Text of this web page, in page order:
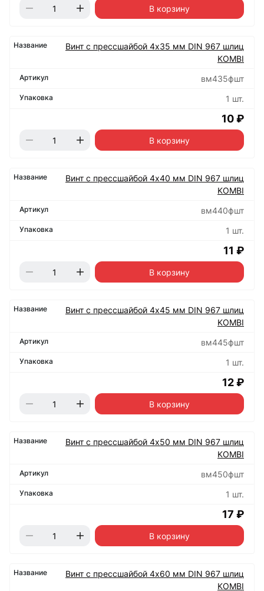
В корзину
Винт с прессшайбой 4х35 мм DIN 967 шлиц
KOMBI
вм435фшт
1 шт.
10 ₽
В корзину
Винт с прессшайбой 4х40 мм DIN 967 шлиц
KOMBI
вм440фшт
1 шт.
11 ₽
В корзину
Винт с прессшайбой 4х45 мм DIN 967 шлиц
KOMBI
вм445фшт
1 шт.
12 ₽
В корзину
Винт с прессшайбой 4х50 мм DIN 967 шлиц
KOMBI
вм450фшт
1 шт.
17 ₽
В корзину
Винт с прессшайбой 4х60 мм DIN 967 шлиц
KOMBI